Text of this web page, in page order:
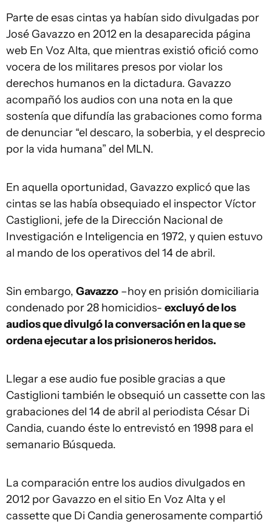
Parte de esas cintas ya habían sido divulgadas por
José Gavazzo en 2012 en la desaparecida página
web En Voz Alta, que mientras existió ofició como
vocera de los militares presos por violar los
derechos humanos en la dictadura. Gavazzo
acompañó los audios con una nota en la que
sostenía que difundía las grabaciones como forma
de denunciar “el descaro, la soberbia, y el desprecio
por la vida humana” del MLN.
En aquella oportunidad, Gavazzo explicó que las
cintas se las había obsequiado el inspector Víctor
Castiglioni, jefe de la Dirección Nacional de
Investigación e Inteligencia en 1972, y quien estuvo
al mando de los operativos del 14 de abril.
Sin embargo, Gavazzo –hoy en prisión domiciliaria
condenado por 28 homicidios- excluyó de los
audios que divulgó la conversación en la que se
ordena ejecutar a los prisioneros heridos.
Llegar a ese audio fue posible gracias a que
Castiglioni también le obsequió un cassette con las
grabaciones del 14 de abril al periodista César Di
Candia, cuando éste lo entrevistó en 1998 para el
semanario Búsqueda.
La comparación entre los audios divulgados en
2012 por Gavazzo en el sitio En Voz Alta y el
cassette que Di Candia generosamente compartió